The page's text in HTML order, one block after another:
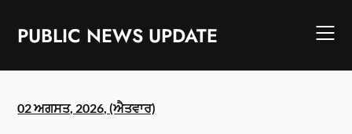
contentPUBLIC NEWS UPDATE
02 ਅਗਸਤ, 2026, (ਐਤਵਾਰ)